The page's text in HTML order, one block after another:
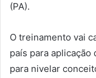
(PA).
O treinamento vai
país para aplicação
para nivelar